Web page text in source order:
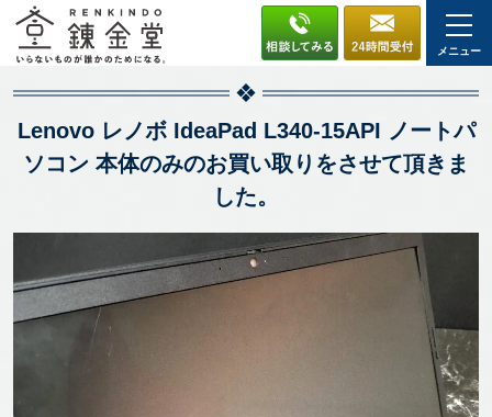
メニュー
Lenovo レノボ IdeaPad L340-15API ノートパ
ソコン 本体のみのお買い取りをさせて頂きま
した。